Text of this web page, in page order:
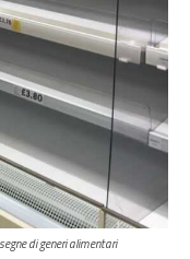
di generi alimentari